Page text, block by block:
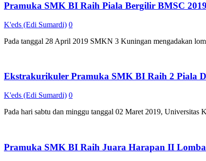
Pramuka SMK BI Raih Piala Bergilir BMSC
K'eds (Edi Sumardi) 0
Pada tanggal 28 April 2019 SMKN 3 Kuningan mengadakan
Ekstrakurikuler Pramuka SMK BI Raih 2 Piala
K'eds (Edi Sumardi) 0
Pada hari sabtu dan minggu tanggal 02 Maret 2019, Universitas
Pramuka SMK BI Raih Juara Harapan II